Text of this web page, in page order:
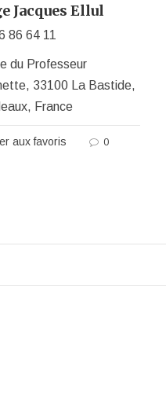
Jacques Ellul
86 64 11
du Professeur
33100 La Bastide,
France
aux favoris 0